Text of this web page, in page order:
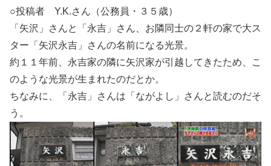
○投稿者 Y.K.さん（公務員・３５歳）
「矢沢」さんと「永吉」さん、お隣同士の２軒の家で大ス
ター「矢沢永吉」さんの名前になる光景。
約１１年前、永吉家の隣に矢沢家が引越してきたため、こ
のような光景が生まれたのだとか。
ちなみに、「永吉」さんは「ながよし」さんと読むのだそ
う。